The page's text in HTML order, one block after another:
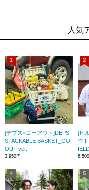
人気
[デプス×ゴーアウト]DEPS
STACKABLE BASKET_GO
OUT ver.
3,950円
[ヒ
ウ